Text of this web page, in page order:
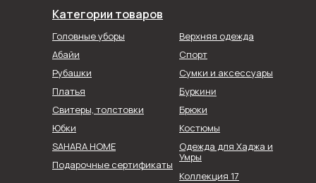
Категории товаров
Головные уборы
Абайи
Рубашки
Коллекция 17
Спорт
Верхняя одежда
Сумки и аксессуары
Юбки
Брюки
SAHARA HOME
Платья
Свитеры, толстовки
Буркини
Костюмы
Подарочные сертификаты
Одежда для Хаджа и
Умры